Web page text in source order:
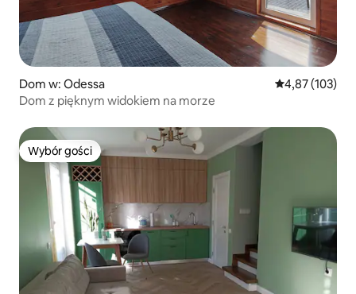
Dom w: Odessa Średnia
4,87 (103)
Dom z pięknym widokiem na morze
Wybór gości
Wybór gości